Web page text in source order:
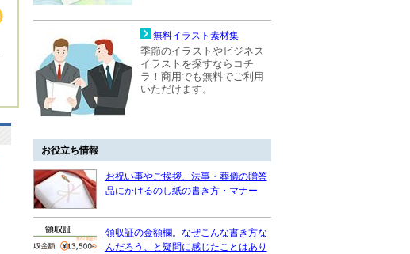
無料イラスト素材集
季節のイラストやビジネス
イラストを探すならコチ
ラ！商用でも無料でご利用
いただけます。
お役立ち情報
お祝い事やご挨拶、法事・葬儀の贈答
品にかけるのし紙の書き方・マナー
領収証の金額欄。なぜこんな書き方な
んだろう、と疑問に感じたことはあり